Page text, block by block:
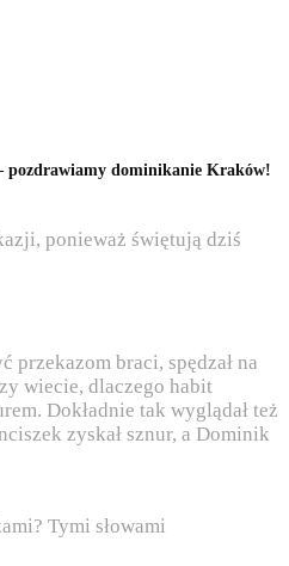
pozdrawiamy dominikanie Kraków!
ponieważ świętują dziś
braci, spędzał na
wiecie, dlaczego habit
Dokładnie tak wyglądał też
zyskał sznur, a Dominik
Tymi słowami